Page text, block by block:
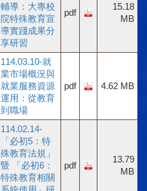
輔導：大專校
院特殊教育宣
導實踐成果分
享研習
pdf
15.18
MB
114.03.10-就
業市場概況與
就業服務資源
運用：從教育
到職場
pdf 4.62 MB
114.02.14-
「必初5：特
殊教育法規」
暨 「必初6：
特殊教育相關
pdf
13.79
MB